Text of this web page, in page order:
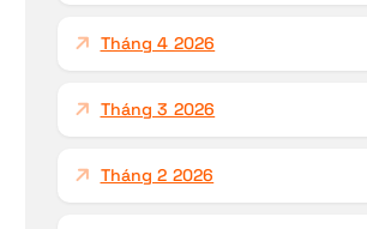
Tháng 4 2026
Tháng 3 2026
Tháng 2 2026